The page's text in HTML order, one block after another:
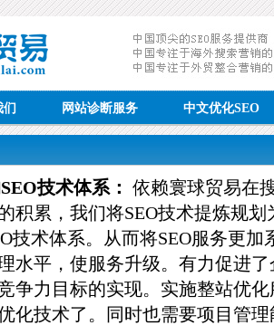
们 网站诊断服务 中文优化SEO
技术体系： 依赖寰球贸易在
积累，我们将SEO技术提炼规
技术体系。从而将SEO服务更加
水平，使服务升级。有力促进
争力目标的实现。实施整站优
化技术了。同时也需要项目管